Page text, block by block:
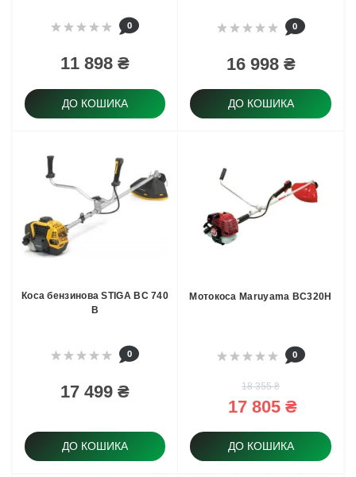
0
11 898 ₴
ДО КОШИКА
0
16 998 ₴
ДО КОШИКА
Коса бензинова STIGA BC 740
B
0
17 499 ₴
ДО КОШИКА
Мотокоса Maruyama BC320H
0
18 355 ₴
17 805 ₴
ДО КОШИКА